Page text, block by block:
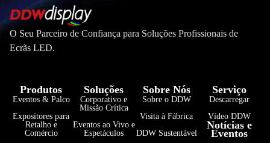
O Seu Parceiro de Confiança para Soluções Profissionais de
Ecrãs LED.
Produtos
Eventos & Palco
Expositores para
Retalho e
Comércio
Soluções
Corporativo e
Missão Crítica
Eventos ao Vivo e
Espetáculos
Sobre Nós
Sobre o DDW
Visita à Fábrica
DDW Sustentável
Serviço
Descarregar
Vídeo DDW
Notícias e
Eventos